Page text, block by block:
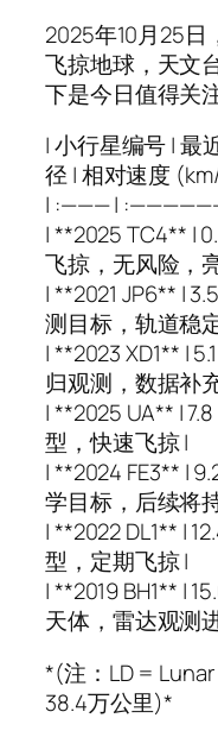
2025年10月25
飞掠地球，天文
下是今日值得关
| 小行星编号 | 最
径 | 相对速度
| :——— |
| **2025 TC4** |
飞掠，无风险，
| **2021 JP6** |
测目标，轨道稳
| **2023 XD1** |
归观测，数据补
| **2025 UA** |
型，快速飞掠 |
| **2024 FE3** |
学目标，后续将
| **2022 DL1** |
型，定期飞掠 |
| **2019 BH1** |
天体，雷达观测
*(注：LD =
38.4万公里)*